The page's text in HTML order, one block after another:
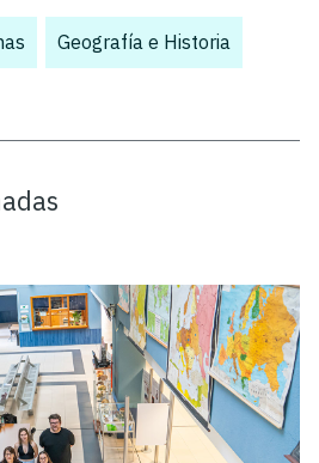
Geografía e Historia